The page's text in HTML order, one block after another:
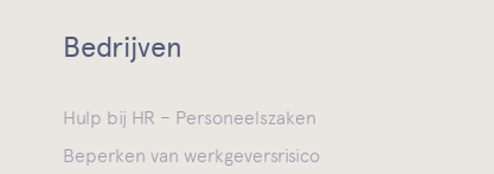
Bedrijven
Hulp bij HR – Personeelszaken
Beperken van werkgeversrisico